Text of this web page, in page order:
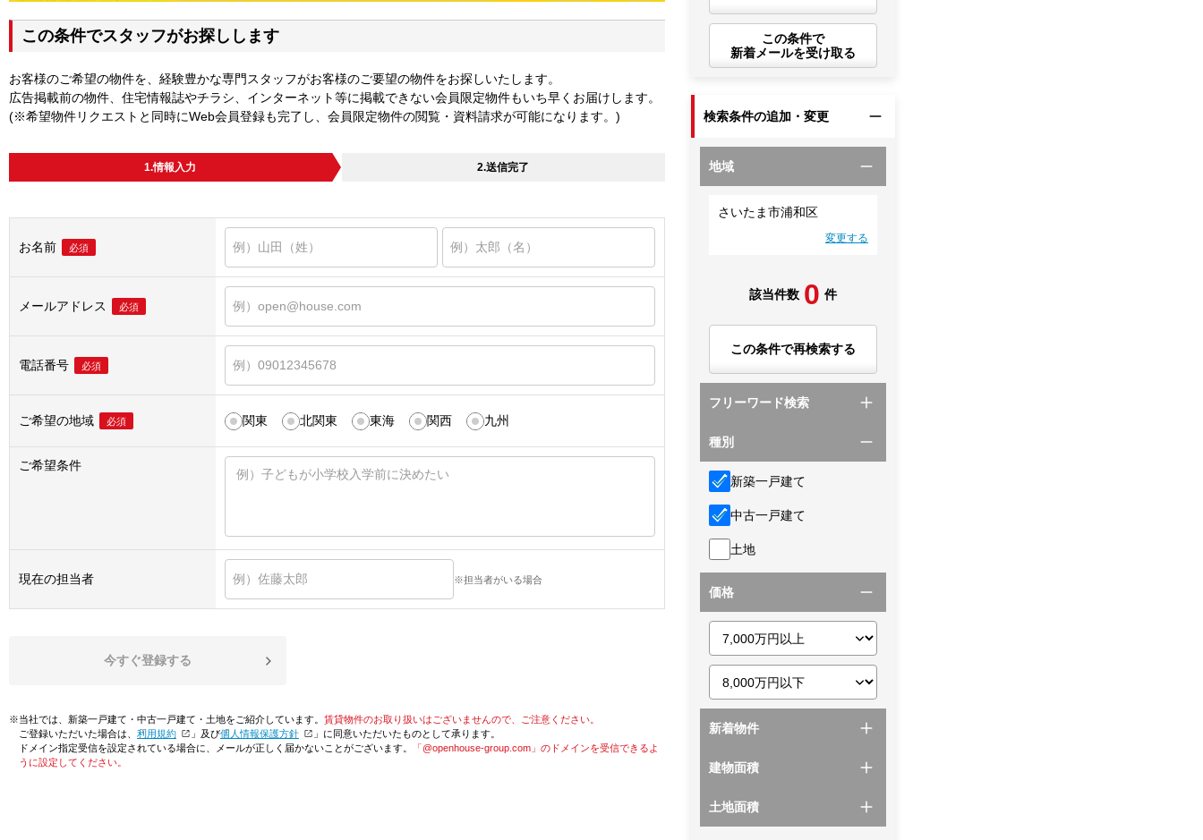
この条件でスタッフがお探しします
お客様のご希望の物件を、経験豊かな専門スタッフがお客様のご要望の物件をお探しいたします。
広告掲載前の物件、住宅情報誌やチラシ、インターネット等に掲載できない会員限定物件もいち早くお届けします。
(※希望物件リクエストと同時にWeb会員登録も完了し、会員限定物件の閲覧・資料請求が可能になります。)
1.情報入力 2.送信完了
お名前 必須
メールアドレス 必須
電話番号 必須
ご希望の地域 必須 関東 北関東 東海 関西 九州
ご希望条件
現在の担当者 ※担当者がいる場合
今すぐ登録する
※当社では、新築一戸建て・中古一戸建て・土地をご紹介しています。 賃貸物件のお取り扱いはございませんので、ご注意ください。
ご登録いただいた場合は、「利用規約 」及び「個人情報保護方針
」に同意いただいたものとして承ります。
ドメイン指定受信を設定されている場合に、メールが正しく届かないことがございます。
「@openhouse-group.com」のドメインを受信できるよ
うに設定してください。
この条件で
新着メールを受け取る
検索条件の追加・変更
地域
さいたま市浦和区
変更する
該当件数 0 件
この条件で再検索する
フリーワード検索
種別
新築一戸建て
中古一戸建て
土地
価格
新着物件
建物面積
土地面積